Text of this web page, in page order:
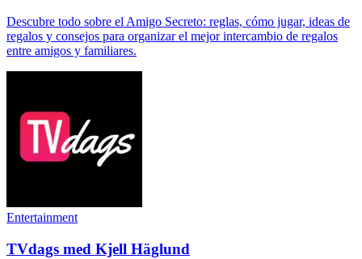
Descubre todo sobre el Amigo Secreto: reglas, cómo jugar, ideas de
regalos y consejos para organizar el mejor intercambio de regalos
entre amigos y familiares.
Entertainment
TVdags med Kjell Häglund